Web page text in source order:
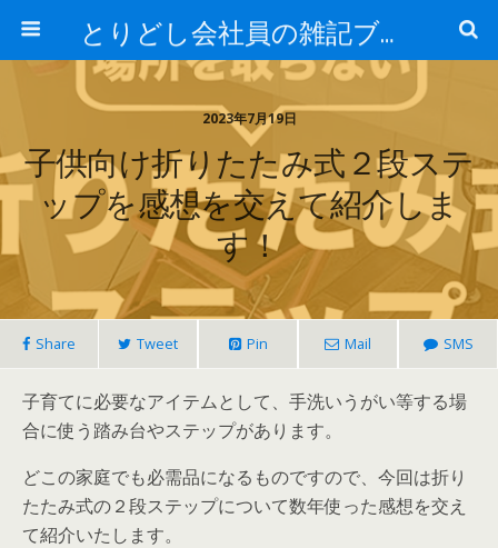
とりどし会社員の雑記ブログ
2023年7月19日
子供向け折りたたみ式２段ステ
ップを感想を交えて紹介しま
す！
Share Tweet Pin Mail SMS
子育てに必要なアイテムとして、手洗いうがい等する場
合に使う踏み台やステップがあります。
どこの家庭でも必需品になるものですので、今回は折り
たたみ式の２段ステップについて数年使った感想を交え
て紹介いたします。